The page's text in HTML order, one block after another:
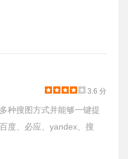
3.6 分
种搜图方式并能够一键提
度、必应、yandex、搜